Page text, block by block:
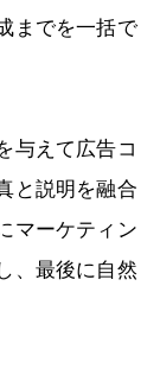
までを一括で
与えて広告コ
と説明を融合
マーケティン
、最後に自然